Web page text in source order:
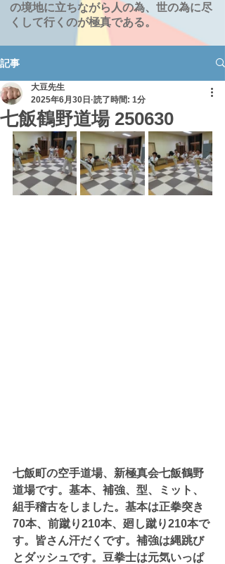
の境地に立ちながら人の為、世の為に尽
くして行くのが極真である。
記事
七飯鶴野道場 250630
大豆先生
2025年6月30日 読了時間: 1分
七飯町の空手道場、新極真会七飯鶴野
道場です。基本、補強、型、ミット、
組手稽古をしました。基本は正拳突き
70本、前蹴り210本、廻し蹴り210本で
す。皆さん汗だくです。補強は縄跳び
とダッシュです。豆拳士は元気いっぱ